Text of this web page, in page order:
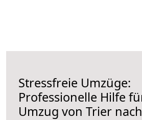
Stressfreie Umzüge:
Professionelle Hilfe
Umzug von Trier